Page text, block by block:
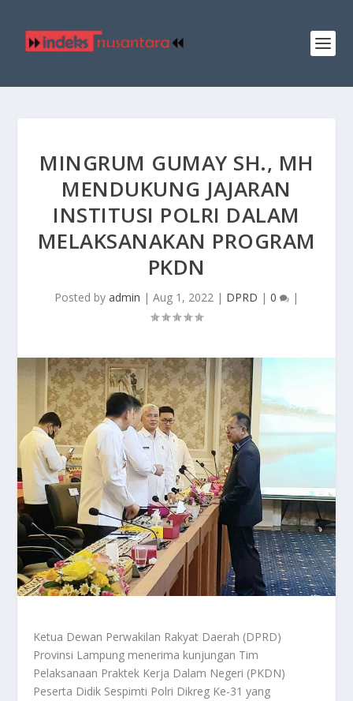
MINGRUM GUMAY SH., MH
MENDUKUNG JAJARAN
INSTITUSI POLRI DALAM
MELAKSANAKAN PROGRAM
PKDN
Posted by admin | Aug 1, 2022 | DPRD | 0 |
Ketua Dewan Perwakilan Rakyat Daerah (DPRD)
Provinsi Lampung menerima kunjungan Tim
Pelaksanaan Praktek Kerja Dalam Negeri (PKDN)
Peserta Didik Sespimti Polri Dikreg Ke-31 yang